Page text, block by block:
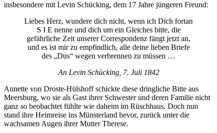
insbesondere mit Levin Schücking, dem 17 Jahre jüngeren Freund:
Liebes Herz, wundere dich nicht, wenn ich Dich fortan
S I E nenne und dich um ein Gleiches bitte, die
gefährliche Zeit unserer Correspondenz fängt jetzt an,
und es ist mir zu empfindlich, alle deine lieben Briefe
des „Dus“ wegen verbrennen zu müssen …
An Levin Schücking, 7. Juli 1842
Annette von Droste-Hülshoff schickte diese dringliche Bitte aus
Meersburg, wo sie als Gast ihrer Schwester und deren Familie nicht
ganz so beobachtet fühlte wie daheim im Rüschhaus. Doch nun
stand ihre Heimreise ins Münsterland bevor, zurück unter die
wachsamen Augen ihrer Mutter Therese.